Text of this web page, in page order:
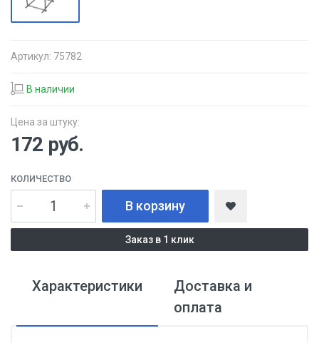
Артикул: 75782
В наличии
Цена за штуку:
172 руб.
КОЛИЧЕСТВО
В корзину
Заказ в 1 клик
Характеристики
Доставка и
оплата